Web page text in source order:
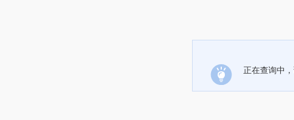
正在查询中